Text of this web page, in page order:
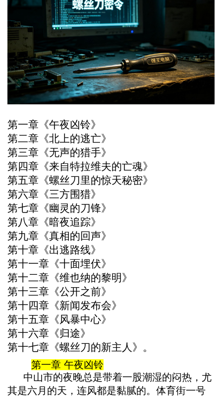
第一章《午夜凶铃》
第二章《北上的逃亡》
第三章《无声的猎手》
第四章《来自特拉维夫的亡魂》
第五章《螺丝刀里的惊天秘密》
第六章《三方围猎》
第七章《幽灵的刀锋》
第八章《暗夜追踪》
第九章《真相的回声》
第十章《出逃路线》
第十一章《十面埋伏》
第十二章《维也纳的黎明》
第十三章《公开之前》
第十四章《新闻发布会》
第十五章《风暴中心》
第十六章《归途》
第十七章《螺丝刀的新主人》。
第一章 午夜凶铃
中山市的夜晚总是带着一股潮湿的闷热，尤
其是六月的天，连风都是黏腻的。体育街一号